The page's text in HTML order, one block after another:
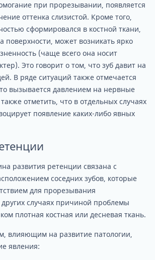
при прорезывании, появляется
оттенка слизистой. Кроме того,
сформировался в костной ткани,
поверхности, может возникать ярко
(чаще всего она носит
Это говорит о том, что зуб давит на
В ряде ситуаций также отмечается
вызывается давлением на нервные
отметить, что в отдельных случаях
появление каких-либо явных
развития ретенции связана с
соседних зубов, которые
для прорезывания
случаях причиной проблемы
плотная костная или десневая ткань.
влияющим на развитие патологии,
явления: